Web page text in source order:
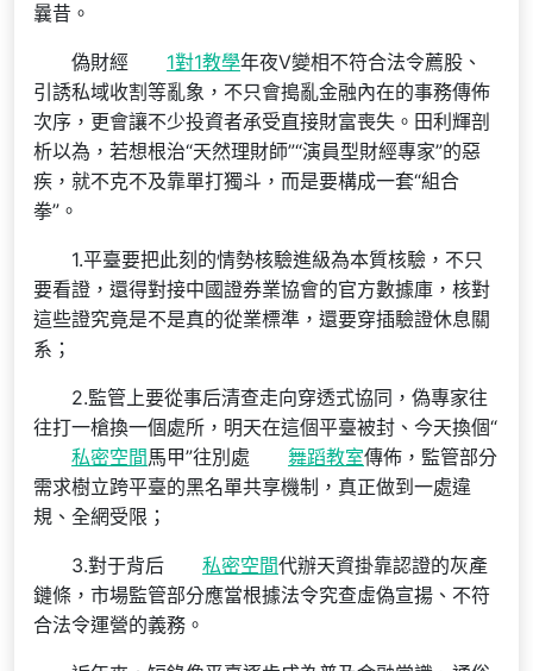
曩昔。
偽財經 1對1教學年夜V變相不符合法令薦股、
引誘私域收割等亂象，不只會搗亂金融內在的事務傳佈
次序，更會讓不少投資者承受直接財富喪失。田利輝剖
析以為，若想根治“天然理財師”“演員型財經專家”的惡
疾，就不克不及靠單打獨斗，而是要構成一套“組合
拳”。
1.平臺要把此刻的情勢核驗進級為本質核驗，不只
要看證，還得對接中國證券業協會的官方數據庫，核對
這些證究竟是不是真的從業標準，還要穿插驗證休息關
系；
2.監管上要從事后清查走向穿透式協同，偽專家往
往打一槍換一個處所，明天在這個平臺被封、今天換個“
私密空間馬甲”往別處 舞蹈教室傳佈，監管部分
需求樹立跨平臺的黑名單共享機制，真正做到一處違
規、全網受限；
3.對于背后 私密空間代辦天資掛靠認證的灰產
鏈條，市場監管部分應當根據法令究查虛偽宣揚、不符
合法令運營的義務。